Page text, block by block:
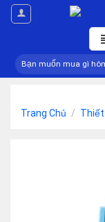
Skip
Tìm
kiếm:
Trang Chủ / Thiết